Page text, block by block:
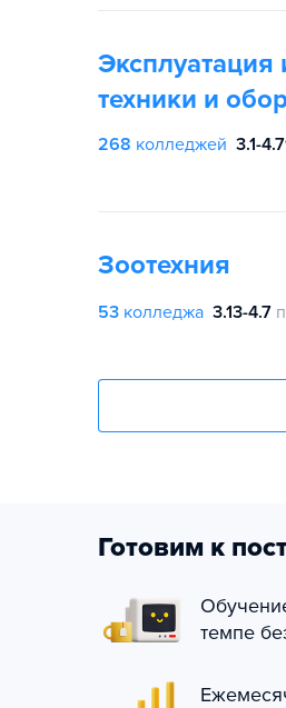
Эксплуатация
техники и
268 колледжей 3.1-
Зоотехния
53 колледжа 3.13-4.7
Готовим к
темпе